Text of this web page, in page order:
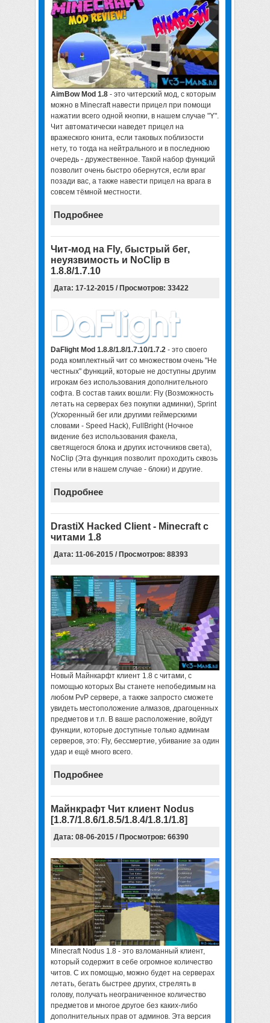
AimBow Mod 1.8 - это читерский мод, с которым
можно в Minecraft навести прицел при помощи
нажатии всего одной кнопки, в нашем случае "Y".
Чит автоматически наведет прицел на
вражеского юнита, если таковых поблизости
нету, то тогда на нейтрального и в последнюю
очередь - дружественное. Такой набор функций
позволит очень быстро обернутся, если враг
позади вас, а также навести прицел на врага в
совсем тёмной местности.
Подробнее
Чит-мод на Fly, быстрый бег,
неуязвимость и NoClip в
1.8.8/1.7.10
Дата: 17-12-2015 / Просмотров: 33422
DaFlight Mod 1.8.8/1.8/1.7.10/1.7.2 - это своего
рода комплектный чит со множеством очень "Не
честных" функций, которые не доступны другим
игрокам без использования дополнительного
софта. В состав таких вошли: Fly (Возможность
летать на серверах без покупки админки), Sprint
(Ускоренный бег или другими геймерскими
словами - Speed Hack), FullBright (Ночное
видение без использования факела,
светящегося блока и других источников света),
NoClip (Эта функция позволит проходить сквозь
стены или в нашем случае - блоки) и другие.
Подробнее
DrastiX Hacked Client - Minecraft с
читами 1.8
Дата: 11-06-2015 / Просмотров: 88393
Новый Майнкарфт клиент 1.8 с читами, с
помощью которых Вы станете непобедимым на
любом PvP сервере, а также запросто сможете
увидеть местоположение алмазов, драгоценных
предметов и т.п. В ваше расположение, войдут
функции, которые доступные только админам
серверов, это: Fly, бессмертие, убивание за один
удар и ещё много всего.
Подробнее
Майнкрафт Чит клиент Nodus
[1.8.7/1.8.6/1.8.5/1.8.4/1.8.1/1.8]
Дата: 08-06-2015 / Просмотров: 66390
Minecraft Nodus 1.8 - это взломанный клиент,
который содержит в себе огромное количество
читов. С их помощью, можно будет на серверах
летать, бегать быстрее других, стрелять в
голову, получать неограниченное количество
предметов и многое другое без каких-либо
дополнительных прав от админов. Эта версия